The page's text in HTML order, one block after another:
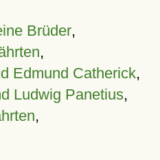
Brüder,
,
Edmund Catherick,
Ludwig Panetius,
,